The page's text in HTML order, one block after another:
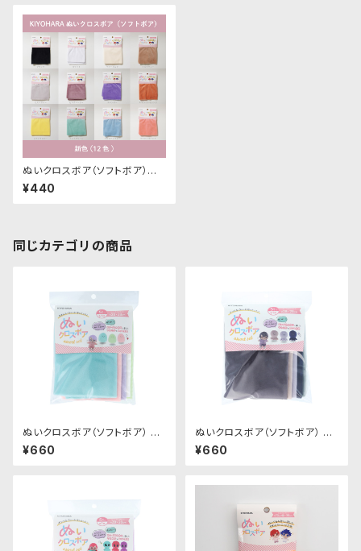
ぬいクロスボア（ソフトボア）カッ
トクロス各色A（新色）｜清原株
式会社
¥440
同じカテゴリの商品
ぬいクロスボア（ソフトボア） ア
ソートセット（パステルカラー）｜
清原株式会社
¥660
ぬいクロスボア（ソフトボア） ア
ソートセット（ニュアンスカラー）
｜清原株式会社
¥660